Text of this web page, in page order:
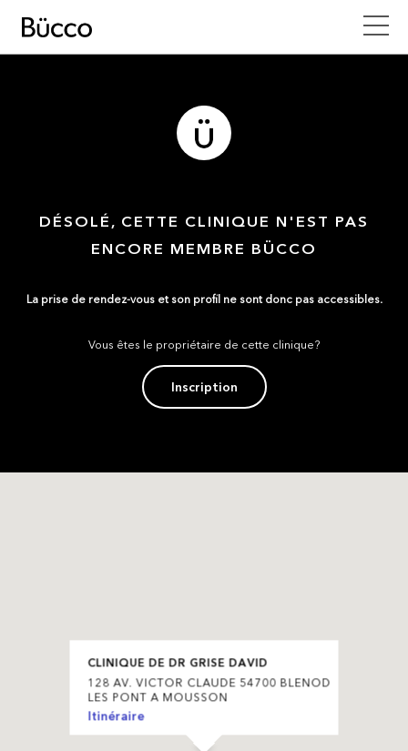
DÉSOLÉ, CETTE CLINIQUE N'EST PAS
ENCORE MEMBRE BÜCCO
La prise de rendez-vous et son profil ne sont donc pas accessibles.
Vous êtes le propriétaire de cette clinique?
Inscription
CLINIQUE DE DR GRISE DAVID
128 AV. VICTOR CLAUDE 54700 BLENOD
LES PONT A MOUSSON
Itinéraire